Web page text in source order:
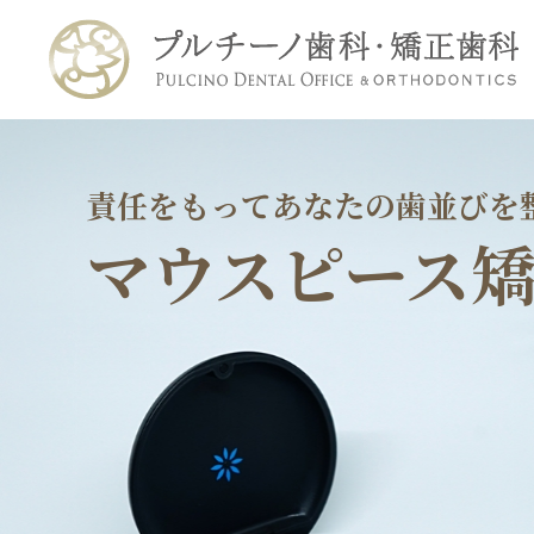
責任をもってあなたの歯並びを
マウスピース